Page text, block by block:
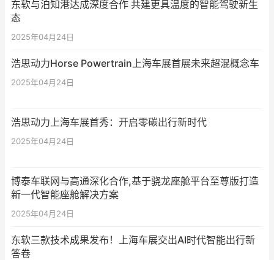
东软与泊知港达成深度合作 共建更具温度的智能驾驶新生
态
2025年04月24日
浩思动力Horse Powertrain上海车展首展未来超混概念车
2025年04月24日
浩思动力上海车展首秀：开启零碳出行新时代
2025年04月24日
博泰车联网与高通深化合作,基于骁龙座舱平台至尊版打造
新一代智能座舱解决方案
2025年04月24日
东软三款技术成果发布！上海车展交出AI时代智能出行新
答卷